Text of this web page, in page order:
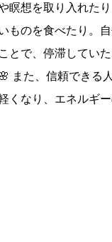
瞑想を取り入れた
ものを食べたり。
とで、停滞してい
また、信頼できる
くなり、エネルギ